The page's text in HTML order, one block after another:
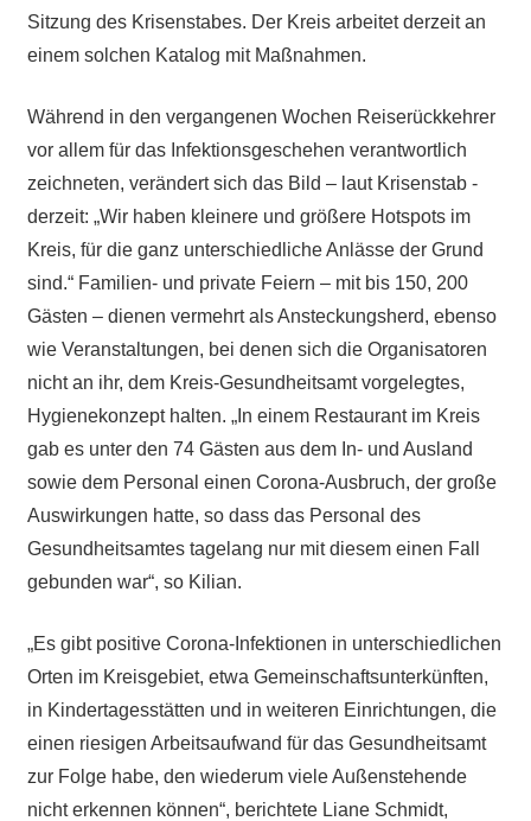
Sitzung des Krisenstabes. Der Kreis arbeitet derzeit an
einem solchen Katalog mit Maßnahmen.
Während in den vergangenen Wochen Reiserückkehrer
vor allem für das Infektionsgeschehen verantwortlich
zeichneten, verändert sich das Bild – laut Krisenstab -
derzeit: „Wir haben kleinere und größere Hotspots im
Kreis, für die ganz unterschiedliche Anlässe der Grund
sind.“ Familien- und private Feiern – mit bis 150, 200
Gästen – dienen vermehrt als Ansteckungsherd, ebenso
wie Veranstaltungen, bei denen sich die Organisatoren
nicht an ihr, dem Kreis-Gesundheitsamt vorgelegtes,
Hygienekonzept halten. „In einem Restaurant im Kreis
gab es unter den 74 Gästen aus dem In- und Ausland
sowie dem Personal einen Corona-Ausbruch, der große
Auswirkungen hatte, so dass das Personal des
Gesundheitsamtes tagelang nur mit diesem einen Fall
gebunden war“, so Kilian.
„Es gibt positive Corona-Infektionen in unterschiedlichen
Orten im Kreisgebiet, etwa Gemeinschaftsunterkünften,
in Kindertagesstätten und in weiteren Einrichtungen, die
einen riesigen Arbeitsaufwand für das Gesundheitsamt
zur Folge habe, den wiederum viele Außenstehende
nicht erkennen können“, berichtete Liane Schmidt,